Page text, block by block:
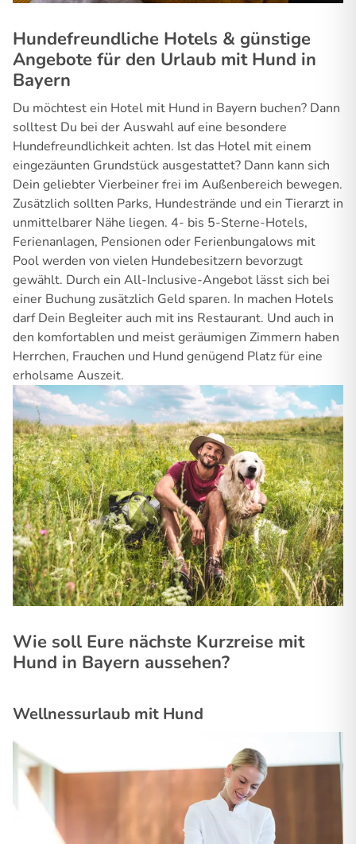
Hundefreundliche Hotels & günstige
Angebote für den Urlaub mit Hund in
Bayern
Du möchtest ein Hotel mit Hund in Bayern buchen? Dann
solltest Du bei der Auswahl auf eine besondere
Hundefreundlichkeit achten. Ist das Hotel mit einem
eingezäunten Grundstück ausgestattet? Dann kann sich
Dein geliebter Vierbeiner frei im Außenbereich bewegen.
Zusätzlich sollten Parks, Hundestrände und ein Tierarzt in
unmittelbarer Nähe liegen. 4- bis 5-Sterne-Hotels,
Ferienanlagen, Pensionen oder Ferienbungalows mit
Pool werden von vielen Hundebesitzern bevorzugt
gewählt. Durch ein All-Inclusive-Angebot lässt sich bei
einer Buchung zusätzlich Geld sparen. In machen Hotels
darf Dein Begleiter auch mit ins Restaurant. Und auch in
den komfortablen und meist geräumigen Zimmern haben
Herrchen, Frauchen und Hund genügend Platz für eine
erholsame Auszeit.
Wie soll Eure nächste Kurzreise mit
Hund in Bayern aussehen?
Wellnessurlaub mit Hund